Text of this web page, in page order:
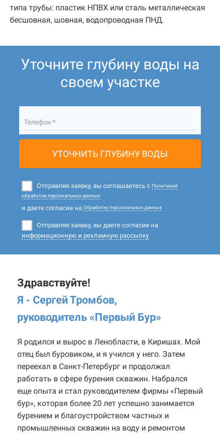
типа трубы: пластик НПВХ или сталь металлическая
бесшовная, шовная, водопроводная ПНД.
Уточните глубину воды на
своем участке
Телефон *
УТОЧНИТЬ ГЛУБИНУ ВОДЫ
Отправляя заявку, вы соглашаетесь с Политикой
обработки персональных данных
и даете согласие на Обработку персональных данных
Отправляя заявку, вы даете согласие на
информационную и рекламную рассылку
Здравствуйте!
Я - Сергей Тромбов,
руководитель «Первый Бур»
Я родился и вырос в Ленобласти, в Киришах. Мой
отец был буровиком, и я учился у него. Затем
переехал в Санкт-Петербург и продолжал
работать в сфере бурения скважин. Набрался
еще опыта и стал руководителем фирмы «Первый
бур», которая более 20 лет успешно занимается
бурением и благоустройством частных и
промышленных скважин на воду и ремонтом